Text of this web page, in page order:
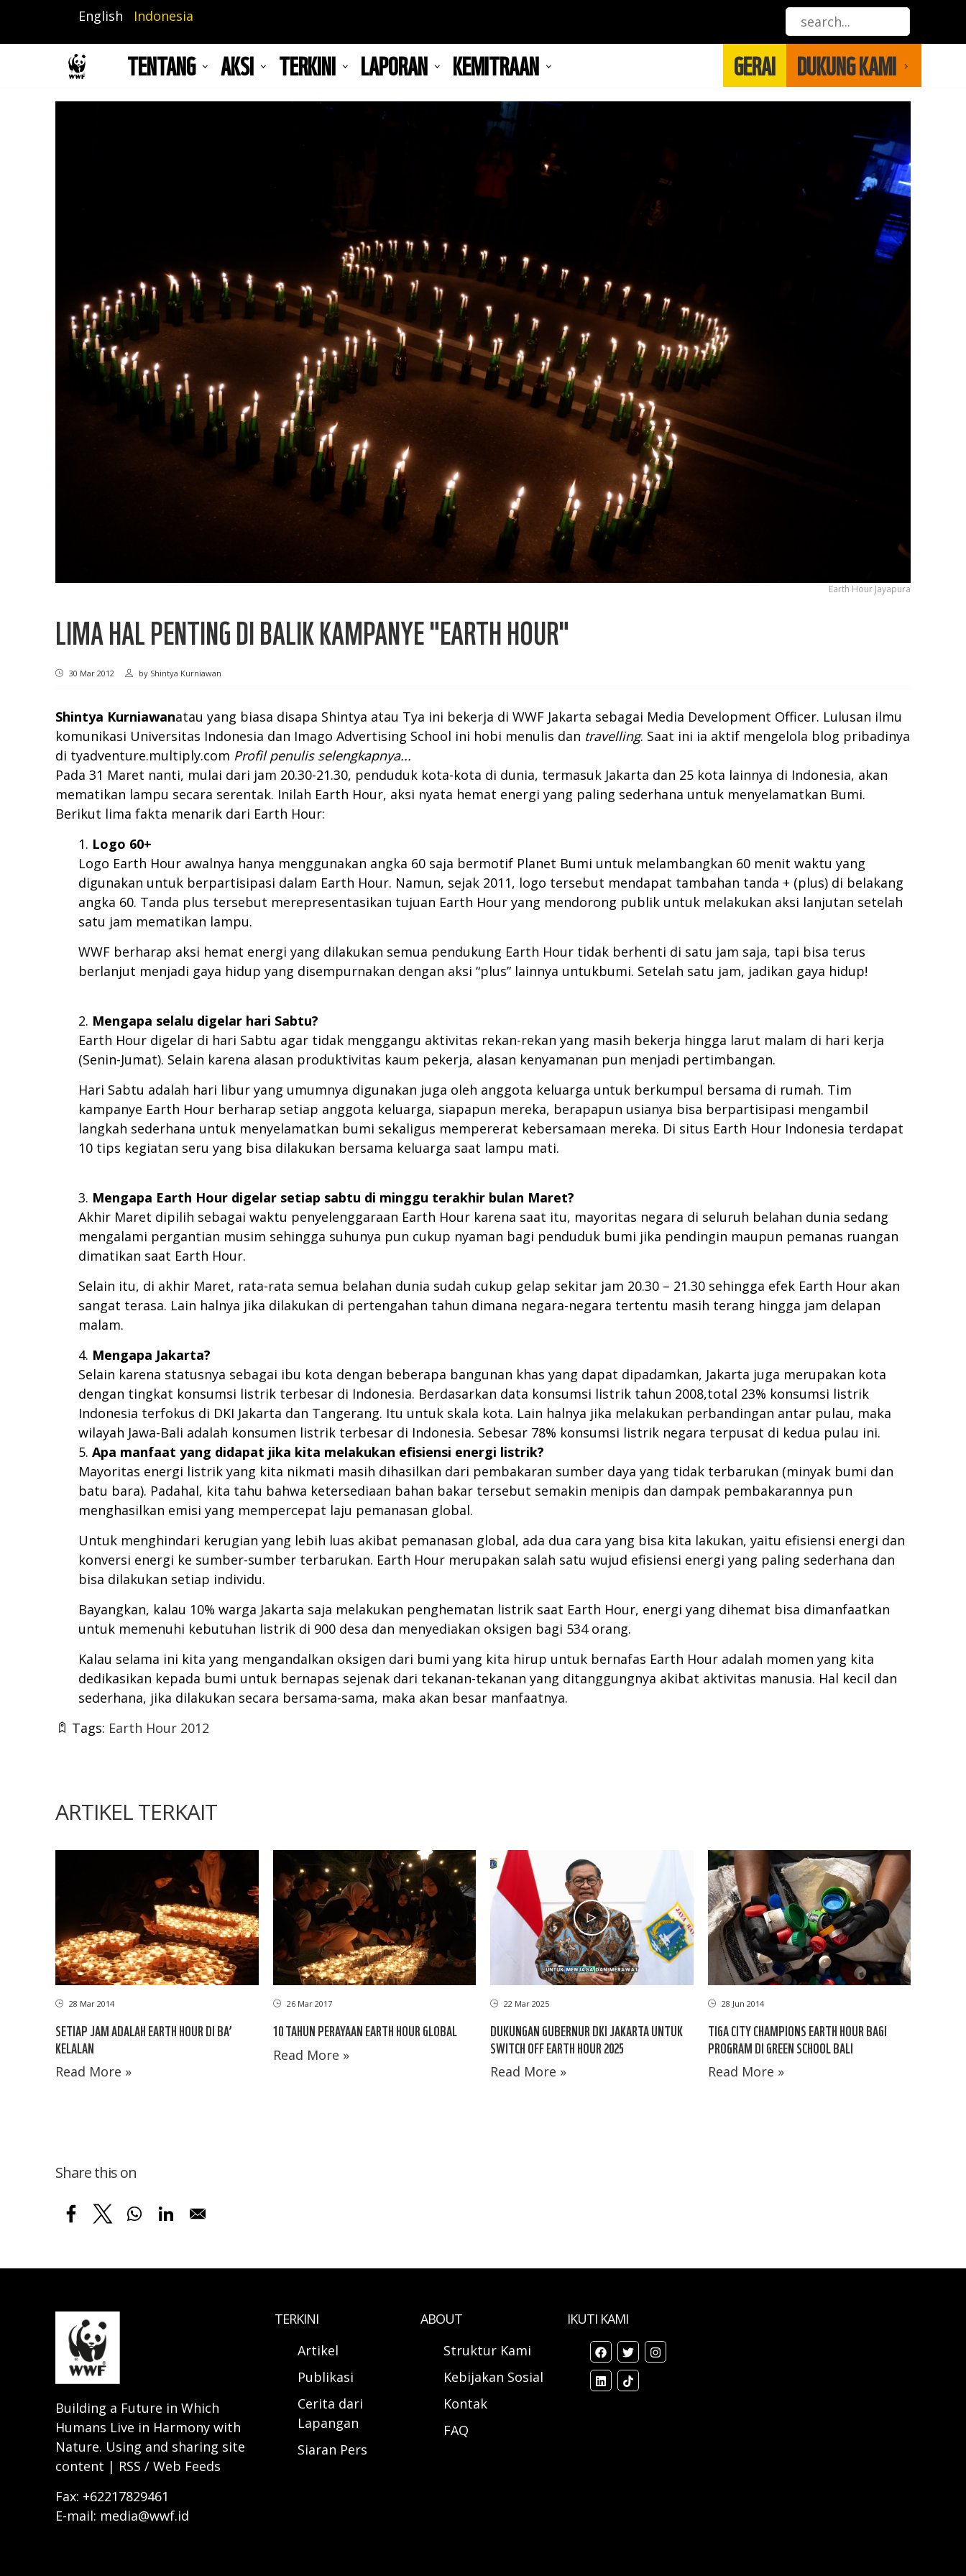
isi
English Indonesia
TENTANG AKSI TERKINI LAPORAN KEMITRAAN GERAI DUKUNG KAMI
Earth Hour Jayapura
LIMA HAL PENTING DI BALIK KAMPANYE "EARTH HOUR"
30 Mar 2012 by Shintya Kurniawan
Shintya Kurniawanatau yang biasa disapa Shintya atau Tya ini bekerja di WWF Jakarta sebagai Media Development Officer. Lulusan ilmu
komunikasi Universitas Indonesia dan Imago Advertising School ini hobi menulis dan travelling. Saat ini ia aktif mengelola blog pribadinya
di tyadventure.multiply.com Profil penulis selengkapnya...
Pada 31 Maret nanti, mulai dari jam 20.30-21.30, penduduk kota-kota di dunia, termasuk Jakarta dan 25 kota lainnya di Indonesia, akan
mematikan lampu secara serentak. Inilah Earth Hour, aksi nyata hemat energi yang paling sederhana untuk menyelamatkan Bumi.
Berikut lima fakta menarik dari Earth Hour:
Logo 60+
Logo Earth Hour awalnya hanya menggunakan angka 60 saja bermotif Planet Bumi untuk melambangkan 60 menit waktu yang
digunakan untuk berpartisipasi dalam Earth Hour. Namun, sejak 2011, logo tersebut mendapat tambahan tanda + (plus) di belakang
angka 60. Tanda plus tersebut merepresentasikan tujuan Earth Hour yang mendorong publik untuk melakukan aksi lanjutan setelah
satu jam mematikan lampu.
WWF berharap aksi hemat energi yang dilakukan semua pendukung Earth Hour tidak berhenti di satu jam saja, tapi bisa terus
berlanjut menjadi gaya hidup yang disempurnakan dengan aksi “plus” lainnya untukbumi. Setelah satu jam, jadikan gaya hidup!
Mengapa selalu digelar hari Sabtu?
Earth Hour digelar di hari Sabtu agar tidak menggangu aktivitas rekan-rekan yang masih bekerja hingga larut malam di hari kerja
(Senin-Jumat). Selain karena alasan produktivitas kaum pekerja, alasan kenyamanan pun menjadi pertimbangan.
Hari Sabtu adalah hari libur yang umumnya digunakan juga oleh anggota keluarga untuk berkumpul bersama di rumah. Tim
kampanye Earth Hour berharap setiap anggota keluarga, siapapun mereka, berapapun usianya bisa berpartisipasi mengambil
langkah sederhana untuk menyelamatkan bumi sekaligus mempererat kebersamaan mereka. Di situs Earth Hour Indonesia terdapat
10 tips kegiatan seru yang bisa dilakukan bersama keluarga saat lampu mati.
Mengapa Earth Hour digelar setiap sabtu di minggu terakhir bulan Maret?
Akhir Maret dipilih sebagai waktu penyelenggaraan Earth Hour karena saat itu, mayoritas negara di seluruh belahan dunia sedang
mengalami pergantian musim sehingga suhunya pun cukup nyaman bagi penduduk bumi jika pendingin maupun pemanas ruangan
dimatikan saat Earth Hour.
Selain itu, di akhir Maret, rata-rata semua belahan dunia sudah cukup gelap sekitar jam 20.30 – 21.30 sehingga efek Earth Hour akan
sangat terasa. Lain halnya jika dilakukan di pertengahan tahun dimana negara-negara tertentu masih terang hingga jam delapan
malam.
Mengapa Jakarta?
Selain karena statusnya sebagai ibu kota dengan beberapa bangunan khas yang dapat dipadamkan, Jakarta juga merupakan kota
dengan tingkat konsumsi listrik terbesar di Indonesia. Berdasarkan data konsumsi listrik tahun 2008,total 23% konsumsi listrik
Indonesia terfokus di DKI Jakarta dan Tangerang. Itu untuk skala kota. Lain halnya jika melakukan perbandingan antar pulau, maka
wilayah Jawa-Bali adalah konsumen listrik terbesar di Indonesia. Sebesar 78% konsumsi listrik negara terpusat di kedua pulau ini.
Apa manfaat yang didapat jika kita melakukan efisiensi energi listrik?
Mayoritas energi listrik yang kita nikmati masih dihasilkan dari pembakaran sumber daya yang tidak terbarukan (minyak bumi dan
batu bara). Padahal, kita tahu bahwa ketersediaan bahan bakar tersebut semakin menipis dan dampak pembakarannya pun
menghasilkan emisi yang mempercepat laju pemanasan global.
Untuk menghindari kerugian yang lebih luas akibat pemanasan global, ada dua cara yang bisa kita lakukan, yaitu efisiensi energi dan
konversi energi ke sumber-sumber terbarukan. Earth Hour merupakan salah satu wujud efisiensi energi yang paling sederhana dan
bisa dilakukan setiap individu.
Bayangkan, kalau 10% warga Jakarta saja melakukan penghematan listrik saat Earth Hour, energi yang dihemat bisa dimanfaatkan
untuk memenuhi kebutuhan listrik di 900 desa dan menyediakan oksigen bagi 534 orang.
Kalau selama ini kita yang mengandalkan oksigen dari bumi yang kita hirup untuk bernafas Earth Hour adalah momen yang kita
dedikasikan kepada bumi untuk bernapas sejenak dari tekanan-tekanan yang ditanggungnya akibat aktivitas manusia. Hal kecil dan
sederhana, jika dilakukan secara bersama-sama, maka akan besar manfaatnya.
Tags: Earth Hour 2012
ARTIKEL TERKAIT
28 Mar 2014
SETIAP JAM ADALAH EARTH HOUR DI BA’
KELALAN
Read More »
26 Mar 2017
10 TAHUN PERAYAAN EARTH HOUR GLOBAL
Read More »
22 Mar 2025
DUKUNGAN GUBERNUR DKI JAKARTA UNTUK
SWITCH OFF EARTH HOUR 2025
Read More »
28 Jun 2014
TIGA CITY CHAMPIONS EARTH HOUR BAGI
PROGRAM DI GREEN SCHOOL BALI
Read More »
Share this on
Building a Future in Which
Humans Live in Harmony with
Nature. Using and sharing site
content | RSS / Web Feeds
Fax: +62217829461
E-mail: media@wwf.id
TERKINI
Artikel
Publikasi
Cerita dari
Lapangan
Siaran Pers
ABOUT
Struktur Kami
Kebijakan Sosial
Kontak
FAQ
IKUTI KAMI